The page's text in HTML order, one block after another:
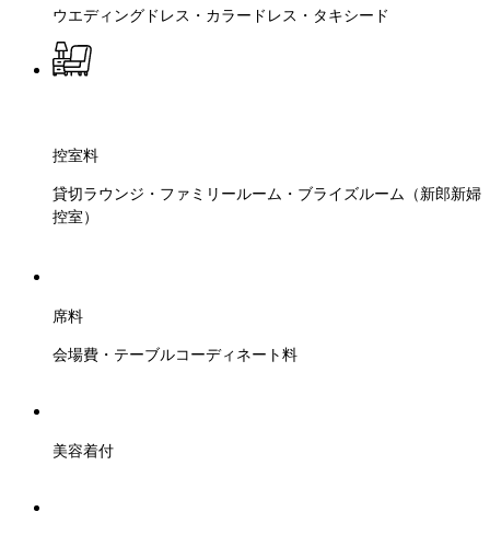
ウエディングドレス・カラードレス・タキシード
控室料
貸切ラウンジ・ファミリールーム・ブライズルーム（新郎新婦
控室）
席料
会場費・テーブルコーディネート料
美容着付